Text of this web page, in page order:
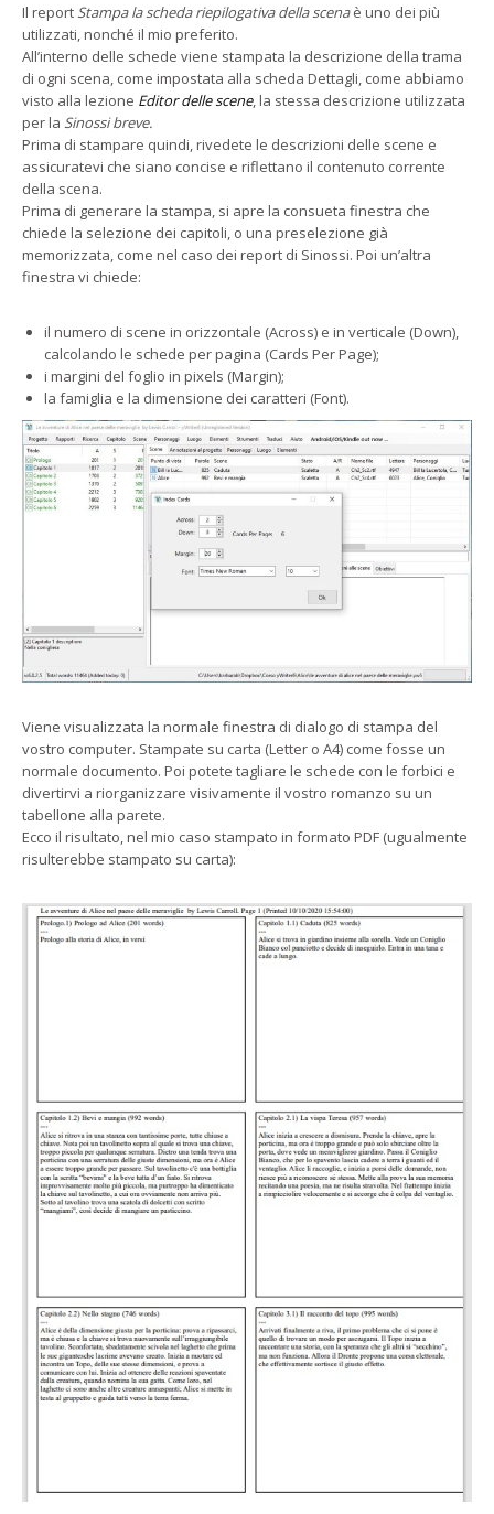
Il report Stampa la scheda riepilogativa della scenaè uno dei più
utilizzati, nonché il mio preferito.
All’interno delle schede viene stampata la descrizione della trama
di ogni scena, come impostata alla scheda Dettagli, come abbiamo
visto alla lezione Editor delle scene, la stessa descrizione utilizzata
per la Sinossi breve.
Prima di stampare quindi, rivedete le descrizioni delle scene e
assicuratevi che siano concise e riflettano il contenuto corrente
della scena.
Prima di generare la stampa, si apre la consueta finestra che
chiede la selezione dei capitoli, o una preselezione già
memorizzata, come nel caso dei report di Sinossi. Poi un’altra
finestra vi chiede:
il numero di scene in orizzontale (Across) e in verticale (Down),
calcolando le schede per pagina (Cards Per Page);
i margini del foglio in pixels (Margin);
la famiglia e la dimensione dei caratteri (Font).
Viene visualizzata la normale finestra di dialogo di stampa del
vostro computer. Stampate su carta (Letter o A4) come fosse un
normale documento. Poi potete tagliare le schede con le forbici e
divertirvi a riorganizzare visivamente il vostro romanzo su un
tabellone alla parete.
Ecco il risultato, nel mio caso stampato in formato PDF (ugualmente
risulterebbe stampato su carta):